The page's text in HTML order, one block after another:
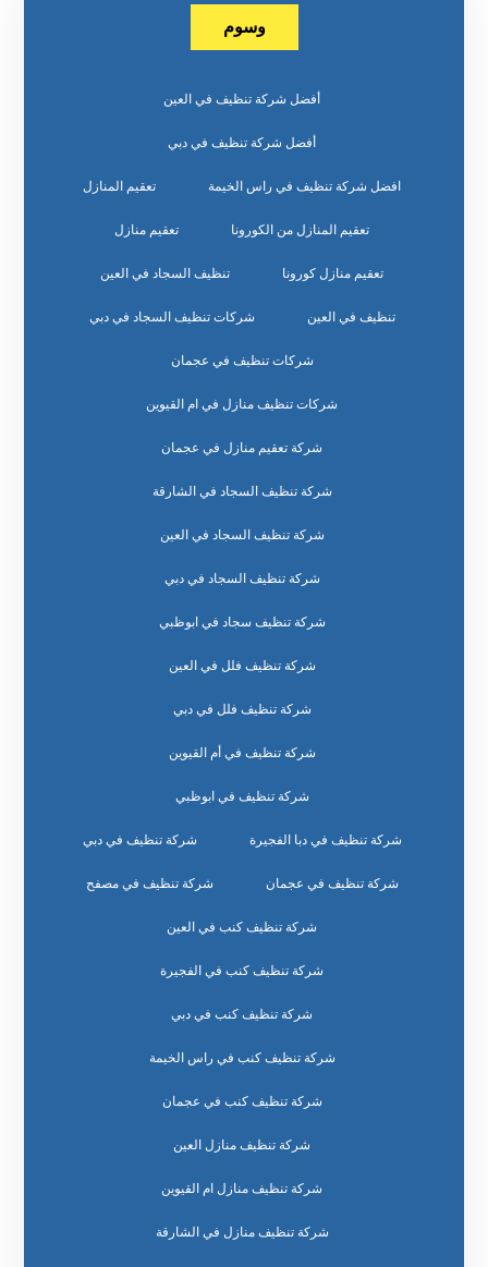
وسوم
أفضل شركة تنظيف في العين
أفضل شركة تنظيف في دبي
افضل شركة تنظيف في راس الخيمة تعقيم المنازل
تعقيم المنازل من الكورونا تعقيم منازل
تعقيم منازل كورونا تنظيف السجاد في العين
تنظيف في العين شركات تنظيف السجاد في دبي
شركات تنظيف في عجمان
شركات تنظيف منازل في ام القيوين
شركة تعقيم منازل في عجمان
شركة تنظيف السجاد في الشارقة
شركة تنظيف السجاد في العين
شركة تنظيف السجاد في دبي
شركة تنظيف سجاد في ابوظبي
شركة تنظيف فلل في العين
شركة تنظيف فلل في دبي
شركة تنظيف في أم القيوين
شركة تنظيف في ابوظبي
شركة تنظيف في دبا الفجيرة شركة تنظيف في دبي
شركة تنظيف في عجمان شركة تنظيف في مصفح
شركة تنظيف كنب في العين
شركة تنظيف كنب في الفجيرة
شركة تنظيف كنب في دبي
شركة تنظيف كنب في راس الخيمة
شركة تنظيف كنب في عجمان
شركة تنظيف منازل العين
شركة تنظيف منازل ام القيوين
شركة تنظيف منازل في الشارقة